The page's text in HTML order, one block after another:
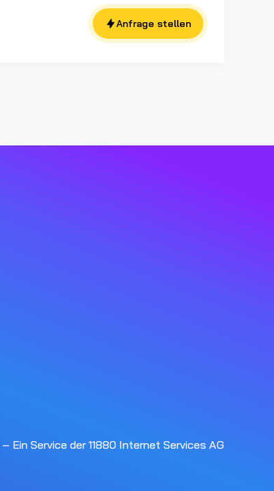
Anfrage stellen
– Ein Service der 11880 Internet Services AG